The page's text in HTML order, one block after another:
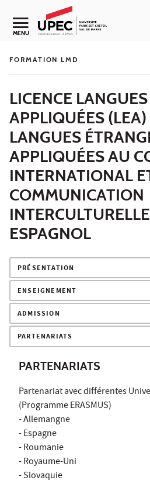
Aller au contenu
Navigation secondaire
MENU
FORMATION LMD
LICENCE
APPLIQUÉES
LANGUES
APPLIQUÉES AU
INTERNATIONAL
COMMUNICATION
ESPAGNOL
PRÉSENTATION
ENSEIGNEMENT
ADMISSION
PARTENARIATS
PARTENARIATS
Partenariat avec différentes
(Programme ERASMUS)
- Allemangne
- Espagne
- Roumanie
- Royaume-Uni
- Slovaquie